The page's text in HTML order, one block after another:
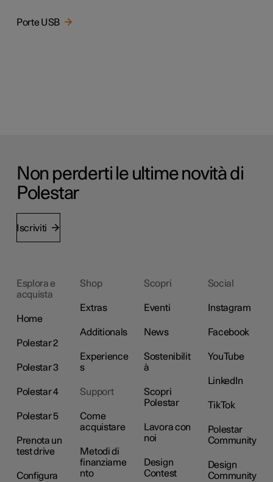
Porte USB
Non perderti le ultime novità di
Polestar
Iscriviti
Esplora e
acquista
Home
Polestar 2
Polestar 3
Polestar 4
Polestar 5
Prenota un
test drive
Configura
Shop
Extras
Additionals
Experience
s
Support
Come
acquistare
Metodi di
finanziame
nto
Scopri
Eventi
News
Sostenibilit
à
Scopri
Polestar
Lavora con
noi
Design
Contest
Social
Instagram
Facebook
YouTube
LinkedIn
TikTok
Polestar
Community
Design
Community